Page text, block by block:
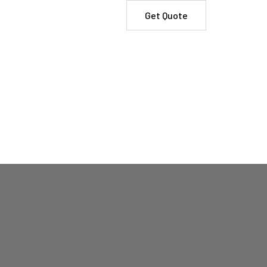
Get Quote